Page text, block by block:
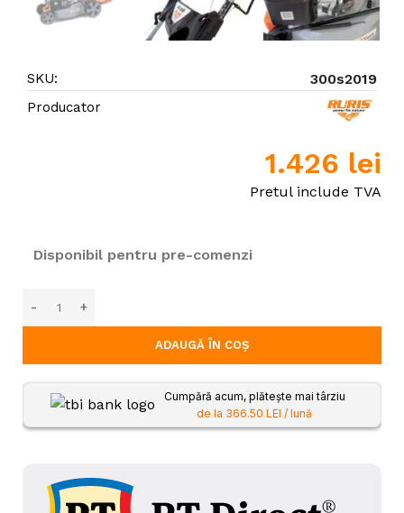
SKU: 300s2019
Producator
1.426 lei
Pretul include TVA
Disponibil pentru pre-comenzi
ADAUGĂ ÎN COȘ
Cumpără acum, plătește mai târziu
de la 366.50 LEI / lună